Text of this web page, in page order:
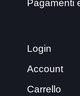
Pagamenti
Login
Account
Carrello